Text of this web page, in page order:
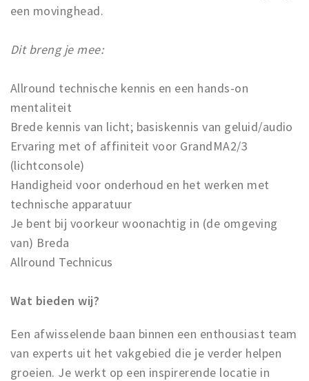
een movinghead.
Dit breng je mee:
Allround technische kennis en een hands-on
mentaliteit
Brede kennis van licht; basiskennis van geluid/audio
Ervaring met of affiniteit voor GrandMA2/3
(lichtconsole)
Handigheid voor onderhoud en het werken met
technische apparatuur
Je bent bij voorkeur woonachtig in (de omgeving
van) Breda
Allround Technicus
Wat bieden wij?
Een afwisselende baan binnen een enthousiast team
van experts uit het vakgebied die je verder helpen
groeien. Je werkt op een inspirerende locatie in